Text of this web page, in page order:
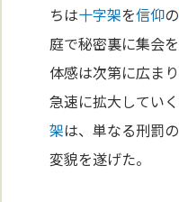
ちは十字架を信仰の
庭で秘密裏に集会
体感は次第に広まり
急速に拡大してい
架は、単なる刑罰
変貌を遂げた。